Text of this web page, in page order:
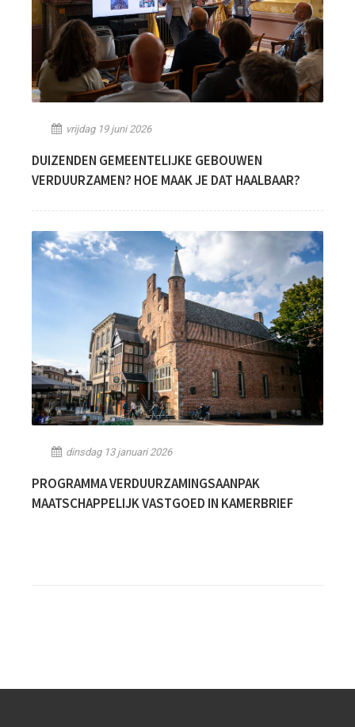
vrijdag 19 juni 2026
DUIZENDEN GEMEENTELIJKE GEBOUWEN
VERDUURZAMEN? HOE MAAK JE DAT HAALBAAR?
dinsdag 13 januari 2026
PROGRAMMA VERDUURZAMINGSAANPAK
MAATSCHAPPELIJK VASTGOED IN KAMERBRIEF